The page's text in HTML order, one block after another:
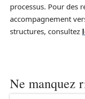
processus. Pour des
accompagnement
structures, consultez
Ne manquez